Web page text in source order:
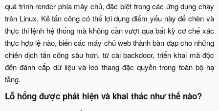
quá trình render phía máy chủ, đặc biệt trong các ứng dụng chạy
trên Linux. Kẻ tấn công có thể lợi dụng điểm yếu này để chèn và
thực thi lệnh hệ thống mà không cần vượt qua bất kỳ cơ chế xác
thực hợp lệ nào, biến các máy chủ web thành bàn đạp cho những
chiến dịch tấn công sâu hơn, từ cài backdoor, triển khai mã độc
đến đánh cắp dữ liệu và leo thang đặc quyền trong toàn bộ hạ
tầng.​
Lỗ hổng được phát hiện và khai thác như thế nào?​